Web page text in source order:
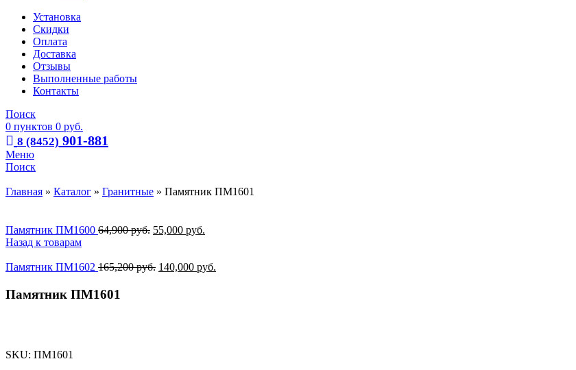
Установка
Скидки
Оплата
Доставка
Отзывы
Выполненные работы
Контакты
Поиск
0 пунктов 0 руб.
8 (8452) 901-881
Меню
Поиск
Главная » Каталог » Гранитные » Памятник ПМ1601
Памятник ПМ1600 64,900руб. 55,000 руб.
Назад к товарам
Памятник ПМ1602 165,200руб. 140,000 руб.
Памятник ПМ1601
SKU: ПМ1601